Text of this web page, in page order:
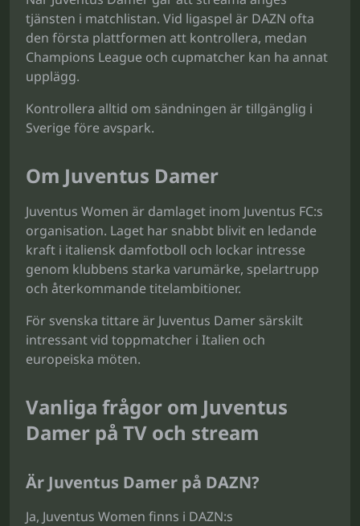
tjänsten i matchlistan. Vid ligaspel är DAZN ofta
den första plattformen att kontrollera, medan
Champions League och cupmatcher kan ha annat
upplägg.
Kontrollera alltid om sändningen är tillgänglig i
Sverige före avspark.
Om Juventus Damer
Juventus Women är damlaget inom Juventus FC:s
organisation. Laget har snabbt blivit en ledande
kraft i italiensk damfotboll och lockar intresse
genom klubbens starka varumärke, spelartrupp
och återkommande titelambitioner.
För svenska tittare är Juventus Damer särskilt
intressant vid toppmatcher i Italien och
europeiska möten.
Vanliga frågor om Juventus
Damer på TV och stream
Är Juventus Damer på DAZN?
Ja, Juventus Women finns i DAZN:s